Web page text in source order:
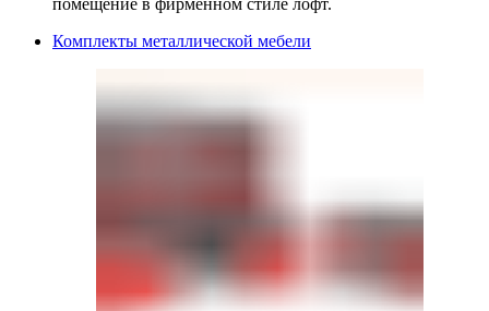
помещение в фирменном стиле лофт.
Комплекты металлической мебели